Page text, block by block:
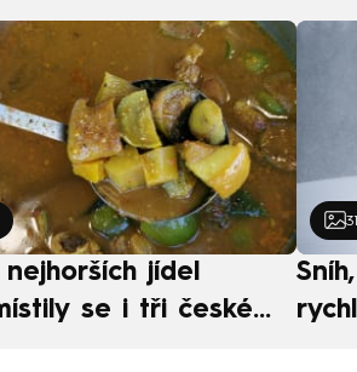
jídel
se i tři české
31